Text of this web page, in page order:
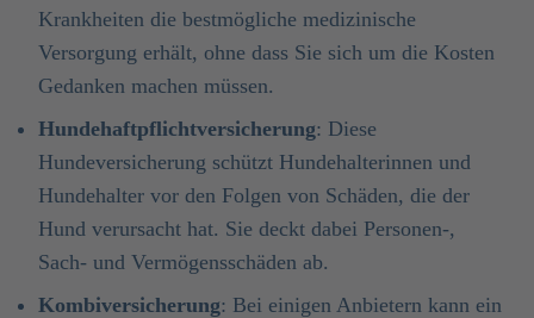
Krankheiten die bestmögliche medizinische
Versorgung erhält, ohne dass Sie sich um die Kosten
Gedanken machen müssen.
Hundehaftpflichtversicherung: Diese
Hundeversicherung schützt Hundehalterinnen und
Hundehalter vor den Folgen von Schäden, die der
Hund verursacht hat. Sie deckt dabei Personen-,
Sach- und Vermögensschäden ab.
Kombiversicherung: Bei einigen Anbietern kann ein